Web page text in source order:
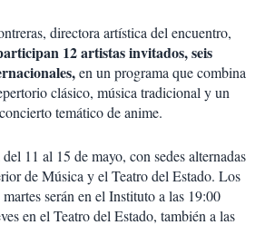
directora artística del encuentro,
12 artistas invitados, seis
en un programa que combina
clásico, música tradicional y un
temático de anime.
11 al 15 de mayo, con sedes alternadas
de Música y el Teatro del Estado. Los
serán en el Instituto a las 19:00
en el Teatro del Estado, también a las